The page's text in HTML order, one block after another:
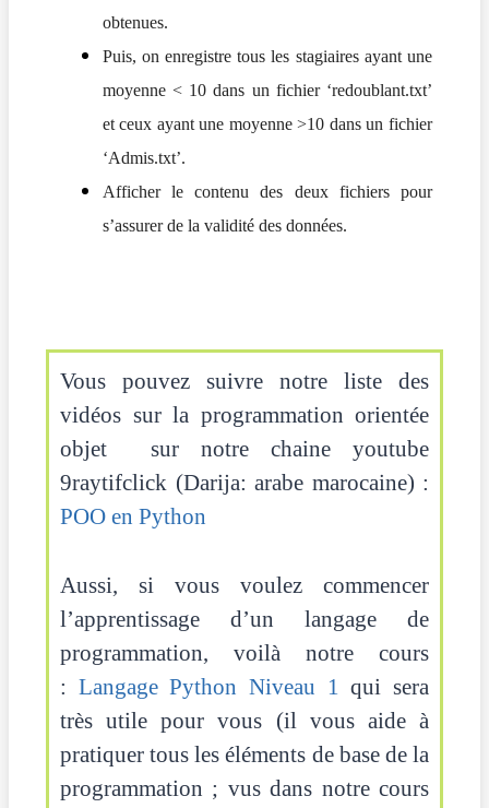
obtenues.
Puis, on enregistre tous les stagiaires ayant une
moyenne < 10 dans un fichier ‘redoublant.txt’
et ceux ayant une moyenne >10 dans un fichier
‘Admis.txt’.
Afficher le contenu des deux fichiers pour
s’assurer de la validité des données.
Vous pouvez suivre notre liste des
vidéos sur la programmation orientée
objet sur notre chaine youtube
9raytifclick (Darija: arabe marocaine) :
POO en Python
Aussi, si vous voulez commencer
l’apprentissage d’un langage de
programmation, voilà notre cours
: Langage Python Niveau 1qui sera
très utile pour vous (il vous aide à
pratiquer tous les éléments de base de la
programmation ; vus dans notre cours